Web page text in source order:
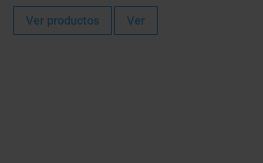
desde
Ver productos Ver